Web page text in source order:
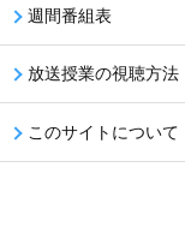
週間番組表
放送授業の視聴方法
このサイトについて